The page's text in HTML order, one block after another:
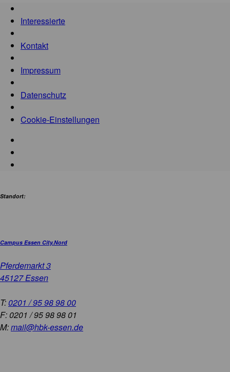
Interessierte
Kontakt
Impressum
Datenschutz
Cookie-Einstellungen
Standort:
Campus Essen City.Nord
Pferdemarkt 3
45127 Essen
T: 0201 / 95 98 98 00
F: 0201 / 95 98 98 01
M:mail@hbk-essen.de